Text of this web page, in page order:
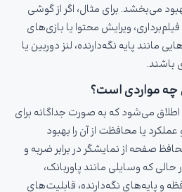
می‌بخشد. برای مثال، اگر از گوشی
ویرایش محتوا یا بازی‌های
مانند پایه نگه‌دارنده، لنز دوربین یا
باشند.
چه مواردی است؟
می‌شود که به صورت جداگانه برای
یا محافظت از آن را بهبود
صفحه از نمایشگر در برابر ضربه و
که وسایلی مانند پاوربانک،
و پایه‌های نگه‌دارنده، قابلیت‌های